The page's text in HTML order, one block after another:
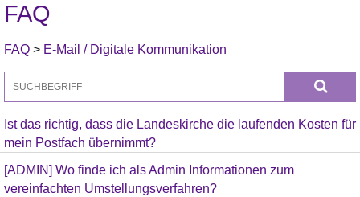
FAQ
FAQ > E-Mail / Digitale Kommunikation
Ist das richtig, dass die Landeskirche die laufenden Kosten für
mein Postfach übernimmt?
[ADMIN] Wo finde ich als Admin Informationen zum
vereinfachten Umstellungsverfahren?